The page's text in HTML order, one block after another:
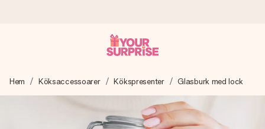
Vi skapar din gåva med omsorg och skickar den blixtsnabbt
– så att du kan ge den i precis rätt tid, när det betyder som
Hem Köksaccessoarer Kökspresenter Glasburk med lock